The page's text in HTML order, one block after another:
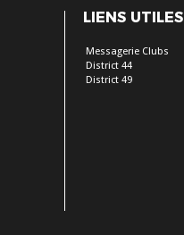
LIENS UTILES
Messagerie Clubs
District 44
District 49